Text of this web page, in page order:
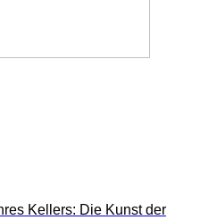
Kellers: Die Kunst der